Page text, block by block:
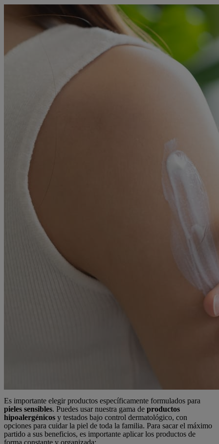
Es importante elegir productos específicamente formulados para
pieles sensibles. Puedes usar nuestra gama de productos
hipoalergénicos y testados bajo control dermatológico, con
opciones para cuidar la piel de toda la familia. Para sacar el máximo
partido a sus beneficios, es importante aplicar los productos de
forma constante y organizada: